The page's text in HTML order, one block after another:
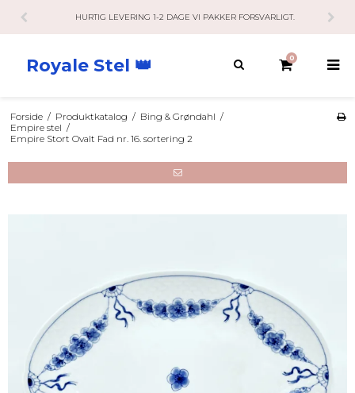
HURTIG LEVERING 1-2 DAGE VI PAKKER FORSVARLIGT.
Royale Stel 👑 0
Forside / Produktkatalog / Bing & Grøndahl /
Empire stel /
Empire Stort Ovalt Fad nr. 16. sortering 2